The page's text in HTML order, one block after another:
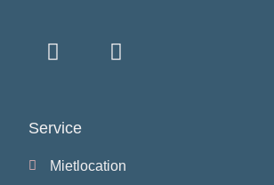
Service
Mietlocation